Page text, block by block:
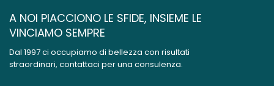
A NOI PIACCIONO LE SFIDE, INSIEME LE
VINCIAMO SEMPRE
Dal 1997 ci occupiamo di bellezza con risultati
straordinari, contattaci per una consulenza.